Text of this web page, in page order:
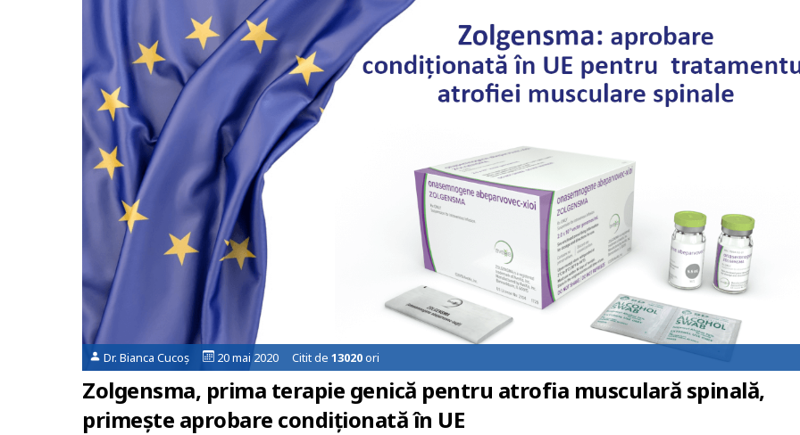
Dr. Bianca Cucoș 20 mai 2020 Citit de 13020ori
Zolgensma, prima terapie genică pentru atrofia musculară spinală,
primește aprobare condiționată în UE